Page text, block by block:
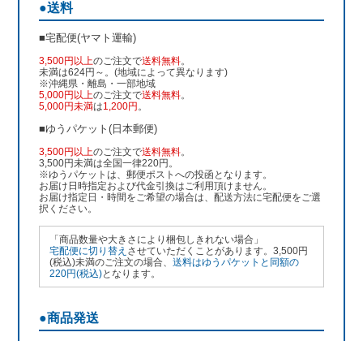
●送料
■宅配便(ヤマト運輸)
3,500円以上のご注文で送料無料。
未満は624円～。(地域によって異なります)
※沖縄県・離島・一部地域
5,000円以上のご注文で送料無料。
5,000円未満は1,200円 。
■ゆうパケット(日本郵便)
3,500円以上のご注文で送料無料。
3,500円未満は全国一律220円。
※ゆうパケットは、郵便ポストへの投函となります。
お届け日時指定および代金引換はご利用頂けません。
お届け指定日・時間をご希望の場合は、配送方法に宅配便をご選
択ください。
「商品数量や大きさにより梱包しきれない場合」
宅配便に切り替え させていただくことがあります。3,500円
(税込)未満のご注文の場合、送料はゆうパケットと同額の
220円(税込)となります。
●商品発送